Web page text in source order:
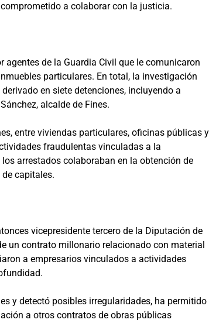
a colaborar con la justicia.
de la Guardia Civil que le comunicaron
particulares. En total, la investigación
en siete detenciones, incluyendo a
alcalde de Fines.
entre viviendas particulares, oficinas públicas y
fraudulentas vinculadas a la
arrestados colaboraban en la obtención de
capitales.
vicepresidente tercero de la Diputación de
un contrato millonario relacionado con material
a empresarios vinculados a actividades
y detectó posibles irregularidades, ha permitido
a otros contratos de obras públicas